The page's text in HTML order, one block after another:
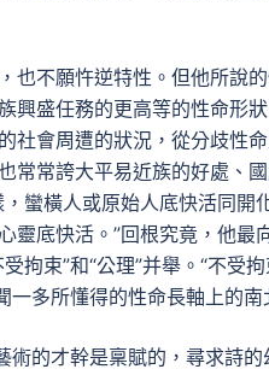
也不願忤逆特性。但他所說
興盛任務的更高等的性命形
社會周遭的狀況，從分歧性
常常誇大平易近族的好處、
蠻橫人或原始人底快活同開
靈底快活。”回根究竟，他最
拘束”和“公理”并舉。“不受
多所懂得的性命長軸上的南
的才幹是稟賦的，尋求詩的